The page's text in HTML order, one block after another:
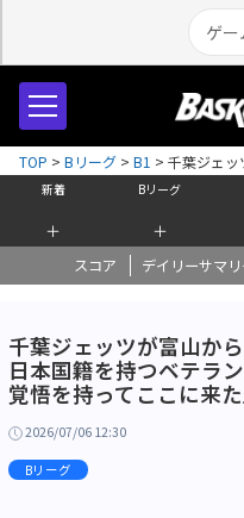
新着
＋
Bリーグ
＋
スコア デイリーサマ
TOP > Bリーグ > B1 > 千葉ジェッ
日本国籍を持つベテランビッグマ
た」
千葉ジェッツが富山か
日本国籍を持つベテラ
覚悟を持ってここに来た
2026/07/06 12:30
Bリーグ